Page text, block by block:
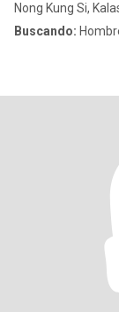
Nong Kung Si,
Buscando: